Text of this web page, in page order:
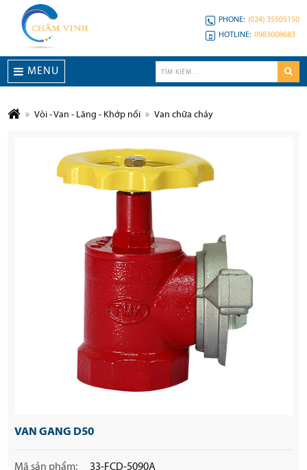
PHONE: (024) 35505150
HOTLINE: 0983008683
MENU
Vòi - Van - Lăng - Khớp nối Van chữa cháy
VAN GANG D50
Mã sản phẩm:
33-FCD-5090A